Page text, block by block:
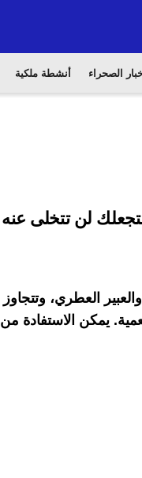
الصحراء أنشطة ملكية
لن تتخلى عنه
العطري، وتتجاوز
يمكن الاستفادة من